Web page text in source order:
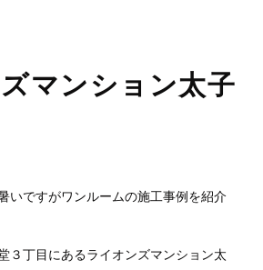
マンション太子
いですがワンルームの施工事例を紹介
３丁目にあるライオンズマンション太